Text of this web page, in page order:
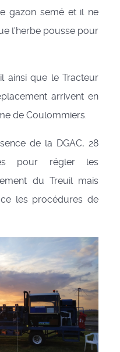
gazon semé et il ne
l'herbe pousse pour
ainsi que le Tracteur
arrivent en
de Coulommiers.
de la DGAC, 28
pour régler les
du Treuil mais
les procédures de